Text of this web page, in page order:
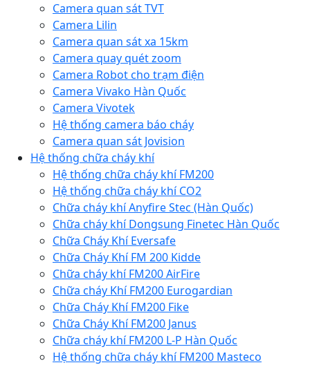
Camera quan sát TVT
Camera Lilin
Camera quan sát xa 15km
Camera quay quét zoom
Camera Robot cho trạm điện
Camera Vivako Hàn Quốc
Camera Vivotek
Hệ thống camera báo cháy
Camera quan sát Jovision
Hệ thống chữa cháy khí
Hệ thống chữa cháy khí FM200
Hệ thống chữa cháy khí CO2
Chữa cháy khí Anyfire Stec (Hàn Quốc)
Chữa cháy khí Dongsung Finetec Hàn Quốc
Chữa Cháy Khí Eversafe
Chữa Cháy Khí FM 200 Kidde
Chữa cháy khí FM200 AirFire
Chữa cháy Khí FM200 Eurogardian
Chữa Cháy Khí FM200 Fike
Chữa Cháy Khí FM200 Janus
Chữa cháy khí FM200 L-P Hàn Quốc
Hệ thống chữa cháy khí FM200 Masteco